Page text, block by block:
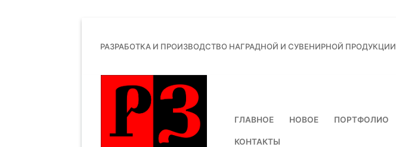
РАЗРАБОТКА И ПРОИЗВОДСТВО НАГРАДНОЙ И СУВЕНИРНОЙ ПРОДУКЦИИ
ГЛАВНОЕ НОВОЕ ПОРТФОЛИО
КОНТАКТЫ